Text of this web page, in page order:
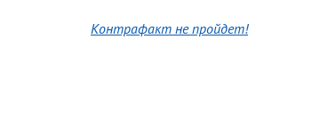
Контрафакт не пройдет!